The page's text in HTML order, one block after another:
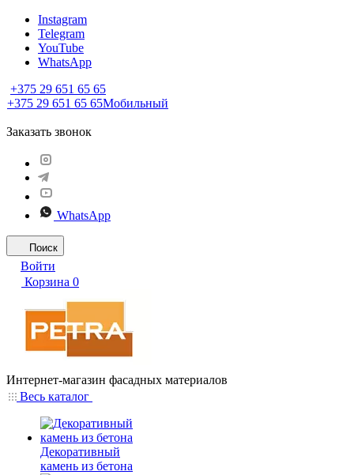
Instagram
Telegram
YouTube
WhatsApp
+375 29 651 65 65
+375 29 651 65 65Мобильный
Заказать звонок
WhatsApp
Поиск
Войти
Корзина 0
Интернет-магазин фасадных материалов
Весь каталог
Декоративный
камень из бетона